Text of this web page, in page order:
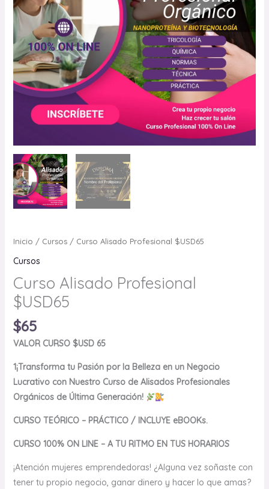
Inicio / Cursos/ Curso Alisado Profesional $USD65
Cursos
Curso Alisado Profesional
$USD65
$65
VALOR CURSO $USD 65
1¡Transforma tu Pasión por la Belleza en un Negocio
Lucrativo con Nuestro Curso de Alisados Profesionales
Orgánicos de Última Generación!
CURSO TEÓRICO – PRÁCTICO / INCLUYE eBOOKs.
CURSO 100% ON LINE – A TU RITMO EN TUS HORARIOS
¡Atención mujeres emprendedoras! ¿Alguna vez soñaste con
tener tu propio negocio, ganar dinero y hacer lo que amas?